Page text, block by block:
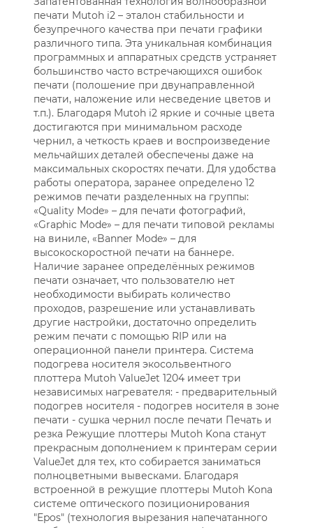
печати Mutoh i2 – эталон стабильности и
безупречного качества при печати графики
различного типа. Эта уникальная комбинация
программных и аппаратных средств устраняет
большинство часто встречающихся ошибок
печати (полошение при двунаправленной
печати, наложение или несведение цветов и
т.п.). Благодаря Mutoh i2 яркие и сочные цвета
достигаются при минимальном расходе
чернил, а четкость краев и воспроизведение
мельчайших деталей обеспечены даже на
максимальных скоростях печати. Для удобства
работы оператора, заранее определено 12
режимов печати разделенных на группы:
«Quality Mode» – для печати фотографий,
«Graphic Mode» – для печати типовой рекламы
на виниле, «Banner Mode» – для
высокоскоростной печати на баннере.
Наличие заранее определённых режимов
печати означает, что пользователю нет
необходимости выбирать количество
проходов, разрешение или устанавливать
другие настройки, достаточно определить
режим печати с помощью RIP или на
операционной панели принтера. Система
подогрева носителя экосольвентного
плоттера Mutoh ValueJet 1204 имеет три
независимых нагревателя: - предварительный
подогрев носителя - подогрев носителя в зоне
печати - сушка чернил после печати Печать и
резка Режущие плоттеры Mutoh Kona станут
прекрасным дополнением к принтерам серии
ValueJet для тех, кто собирается заниматься
полноцветными вывесками. Благодаря
встроенной в режущие плоттеры Mutoh Kona
системе оптического позиционирования
"Epos" (технология вырезания напечатанного